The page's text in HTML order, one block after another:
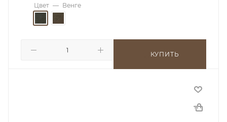
Цвет — Венге
КУПИТЬ